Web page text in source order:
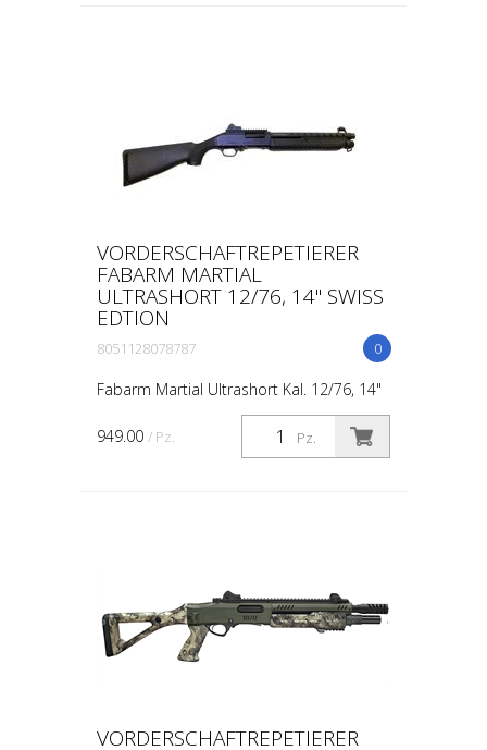
VORDERSCHAFTREPETIERER
FABARM MARTIAL
ULTRASHORT 12/76, 14" SWISS
EDTION
0
8051128078787
Fabarm Martial Ultrashort Kal. 12/76, 14"
Vorderschaft-Repetierer, "Swiss Edtion"
mit Tactical Schaft
Pz.
949.00 / Pz.
VORDERSCHAFTREPETIERER